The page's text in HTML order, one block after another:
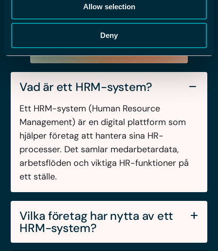
Allow selection
Deny
Vad är ett HRM-system?
Ett HRM-system (Human Resource
Management) är en digital plattform som
hjälper företag att hantera sina HR-
processer. Det samlar medarbetardata,
arbetsflöden och viktiga HR-funktioner på
ett ställe.
Vilka företag har nytta av ett
HRM-system?